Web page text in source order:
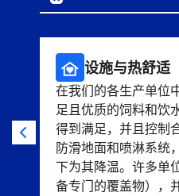
设施与热舒适
在我们的各生产单位
足且优质的饲料和饮
得到满足，并且控制
防滑地面和喷淋系统
下为其降温。许多单
备专门的覆盖物），